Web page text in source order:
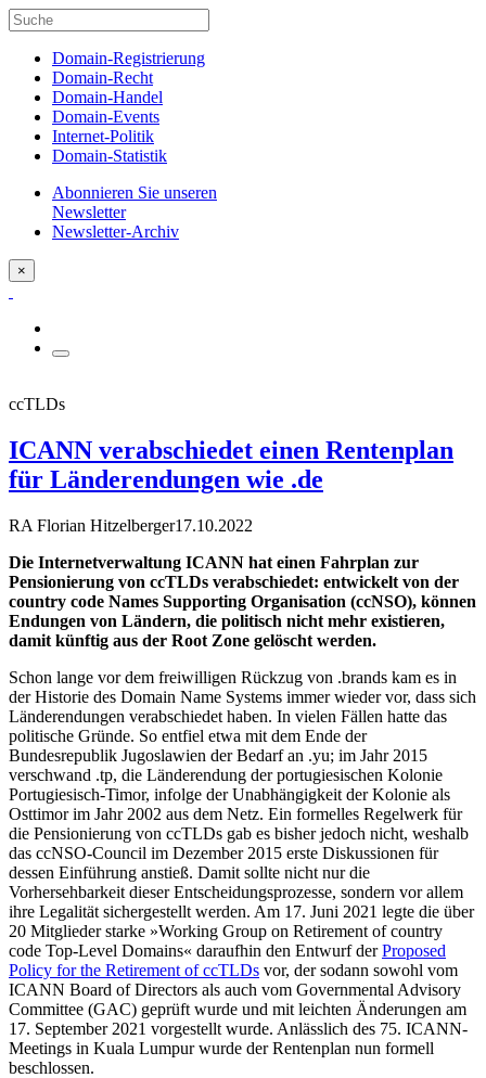
Domain-Registrierung
Domain-Recht
Domain-Handel
Domain-Events
Internet-Politik
Domain-Statistik
Abonnieren Sie unseren
Newsletter
Newsletter-Archiv
×
ccTLDs
ICANN verabschiedet einen Rentenplan
für Länderendungen wie .de
RA Florian Hitzelberger17.10.2022
Die Internetverwaltung ICANN hat einen Fahrplan zur
Pensionierung von ccTLDs verabschiedet: entwickelt von der
country code Names Supporting Organisation (ccNSO), können
Endungen von Ländern, die politisch nicht mehr existieren,
damit künftig aus der Root Zone gelöscht werden.
Schon lange vor dem freiwilligen Rückzug von .brands kam es in
der Historie des Domain Name Systems immer wieder vor, dass sich
Länderendungen verabschiedet haben. In vielen Fällen hatte das
politische Gründe. So entfiel etwa mit dem Ende der
Bundesrepublik Jugoslawien der Bedarf an .yu; im Jahr 2015
verschwand .tp, die Länderendung der portugiesischen Kolonie
Portugiesisch-Timor, infolge der Unabhängigkeit der Kolonie als
Osttimor im Jahr 2002 aus dem Netz. Ein formelles Regelwerk für
die Pensionierung von ccTLDs gab es bisher jedoch nicht, weshalb
das ccNSO-Council im Dezember 2015 erste Diskussionen für
dessen Einführung anstieß. Damit sollte nicht nur die
Vorhersehbarkeit dieser Entscheidungsprozesse, sondern vor allem
ihre Legalität sichergestellt werden. Am 17. Juni 2021 legte die über
20 Mitglieder starke »Working Group on Retirement of country
code Top-Level Domains« daraufhin den Entwurf derProposed
Policy for the Retirement of ccTLDs vor, der sodann sowohl vom
ICANN Board of Directors als auch vom Governmental Advisory
Committee (GAC) geprüft wurde und mit leichten Änderungen am
17. September 2021 vorgestellt wurde. Anlässlich des 75. ICANN-
Meetings in Kuala Lumpur wurde der Rentenplan nun formell
beschlossen.